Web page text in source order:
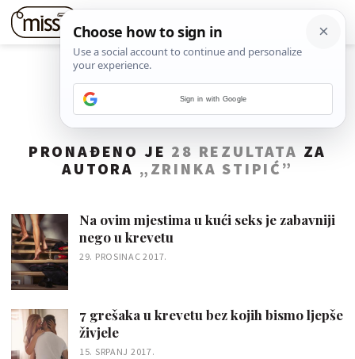
PRONAĐENO JE 28 REZULTATA ZA
AUTORA „ZRINKA STIPIĆ”
Na ovim mjestima u kući seks je zabavniji
nego u krevetu
29. PROSINAC 2017.
7 grešaka u krevetu bez kojih bismo ljepše
živjele
15. SRPANJ 2017.
Sign in with Google